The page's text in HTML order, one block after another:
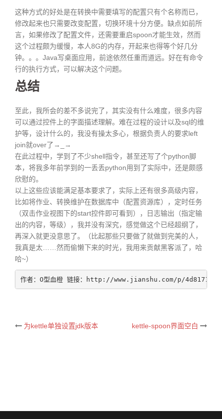
这种方式的好处是在转换中需要填写的配置只有个名称而已，
修改起来也只需要改变配置，切换环境十分方便。缺点如前所
言，如果修改了配置文件，还需要重启spoon才能生效，然而
这个过程颇为缓慢，本人8G的内存，开起来也得等个好几分
钟。。。Java写桌面应用，前途依然任重而道远。好在有命令
行的执行方式，可以解决这个问题。
总结
至此，我所会的差不多说完了，其实没有什么难度，很多内容
可以通过控件上的字面描述理解。难在过程的设计以及sql的维
护等，设计什么的，我没有操太多心，根据负责人的要求left
join就over了→_→
在此过程中，学到了不少shell指令，甚至还写了个python脚
本，将我多年前学到的一丢丢python用到了实际中，还是颇感
欣慰的。
以上这些应该能满足基本要求了，实际上还有很多高级内容，
比如将作业、转换维护在数据库中（配置资源库），定时任务
（双击作业视图下的start控件即可看到），日志输出（指定输
出的内容，等级），我并没有深究，感觉做这个已经超纲了，
再深入就更没意思了。（比起那些只要做了就做到完美的人，
我真是太……然而偷懒下来的时光，我用来贡献黑客派了，哈
哈~）
作者：O型血橙 链接：http://www.jianshu.com/p/4d8171150faf
Post
为kettle单独设置jdk版本 kettle-spoon界面空白